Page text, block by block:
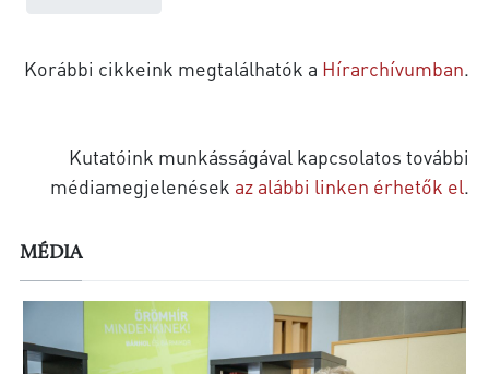
Korábbi cikkeink megtalálhatók a Hírarchívumban.
Kutatóink munkásságával kapcsolatos további
médiamegjelenések az alábbi linken érhetők el.
MÉDIA